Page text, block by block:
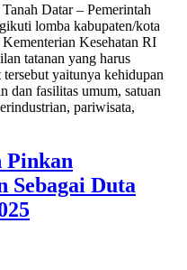
Datar – Pemerintah
lomba kabupaten/kota
Kesehatan RI
tatanan yang harus
yaitunya kehidupan
dan fasilitas umum, satuan
pariwisata,
Pinkan
Sebagai Duta